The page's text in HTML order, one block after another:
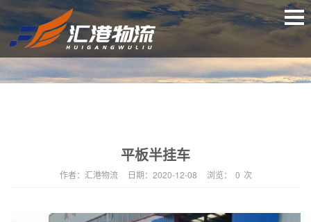
平板半挂车
作者： 汇港物流 日期： 2020-12-08 浏览： 0 次